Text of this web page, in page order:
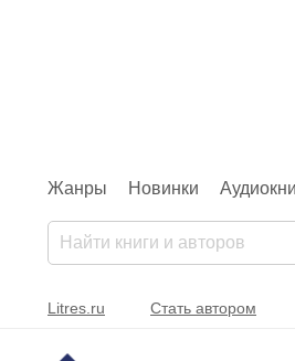
Жанры Новинки
Litres.ru Стать автором